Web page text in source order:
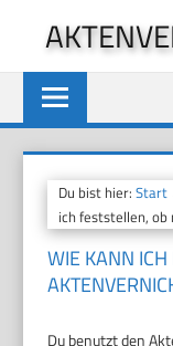
springen
Du bist hier:Start
ich feststellen,
WIE KANN
Du benutzt den